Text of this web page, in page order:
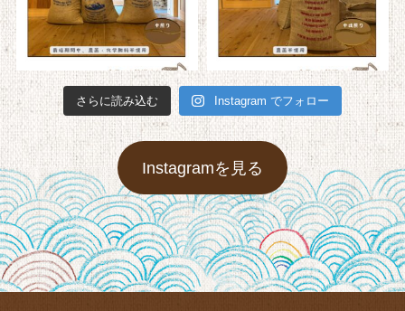
さらに読み込む Instagram でフォロー
Instagramを見る